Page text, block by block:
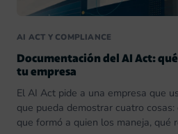
AI ACT Y COMPLIANCE
Documentación del AI Act:
tu empresa
El AI Act pide a una empresa que
que pueda demostrar cuatro
que formó a quien los maneja, qué